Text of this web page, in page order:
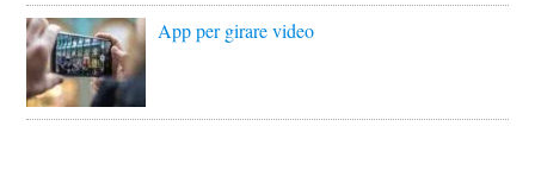
App per girare video